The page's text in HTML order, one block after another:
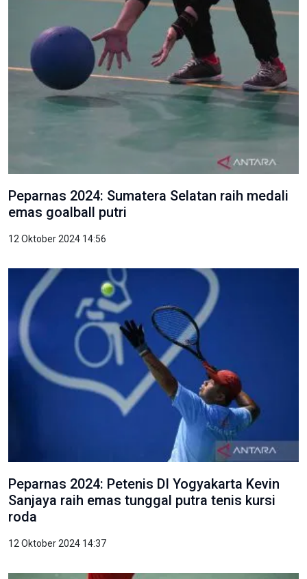
Peparnas 2024: Sumatera Selatan raih medali
emas goalball putri
12 Oktober 2024 14:56
Peparnas 2024: Petenis DI Yogyakarta Kevin
Sanjaya raih emas tunggal putra tenis kursi
roda
12 Oktober 2024 14:37